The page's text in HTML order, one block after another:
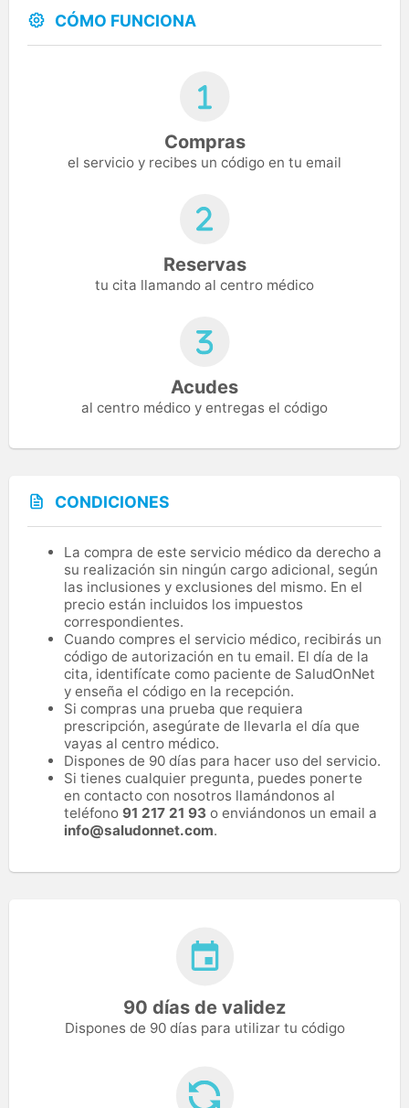
CÓMO FUNCIONA
Compras
el servicio y recibes un código en tu email
Reservas
tu cita llamando al centro médico
Acudes
al centro médico y entregas el código
CONDICIONES
La compra de este servicio médico da derecho a
su realización sin ningún cargo adicional, según
las inclusiones y exclusiones del mismo. En el
precio están incluidos los impuestos
correspondientes.
Cuando compres el servicio médico, recibirás un
código de autorización en tu email. El día de la
cita, identifícate como paciente de SaludOnNet
y enseña el código en la recepción.
Si compras una prueba que requiera
prescripción, asegúrate de llevarla el día que
vayas al centro médico.
Dispones de 90 días para hacer uso del servicio.
Si tienes cualquier pregunta, puedes ponerte
en contacto con nosotros llamándonos al
teléfono 91 217 21 93 o enviándonos un email a
info@saludonnet.com.
90 días de validez
Dispones de 90 días para utilizar tu código